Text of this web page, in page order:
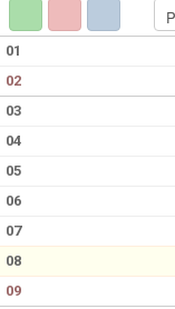
01
02
03
04
05
06
07
08
09